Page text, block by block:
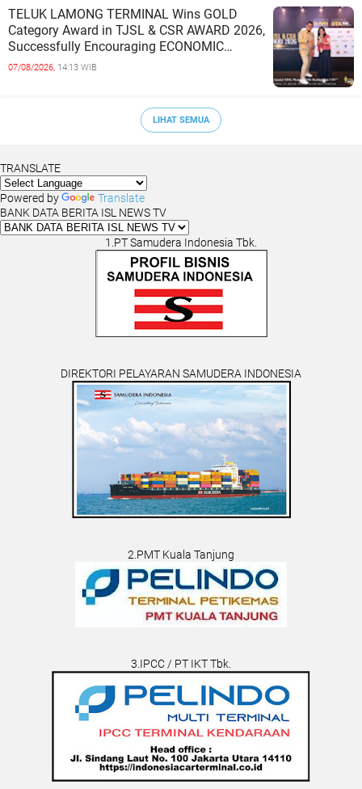
TELUK LAMONG TERMINAL Wins GOLD
Category Award in TJSL & CSR AWARD 2026,
Successfully Encouraging ECONOMIC
INDEPENDENCE OF COASTAL
07/08/2026, 14:13 WIB
LIHAT SEMUA
TRANSLATE
Powered by
Translate
BANK DATA BERITA ISL NEWS TV
1.PT Samudera Indonesia Tbk.
DIREKTORI PELAYARAN SAMUDERA INDONESIA
2.PMT Kuala Tanjung
3.IPCC / PT IKT Tbk.